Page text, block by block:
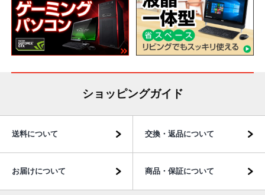
ショッピングガイド
送料について 交換・返品について
お届けについて 商品・保証について